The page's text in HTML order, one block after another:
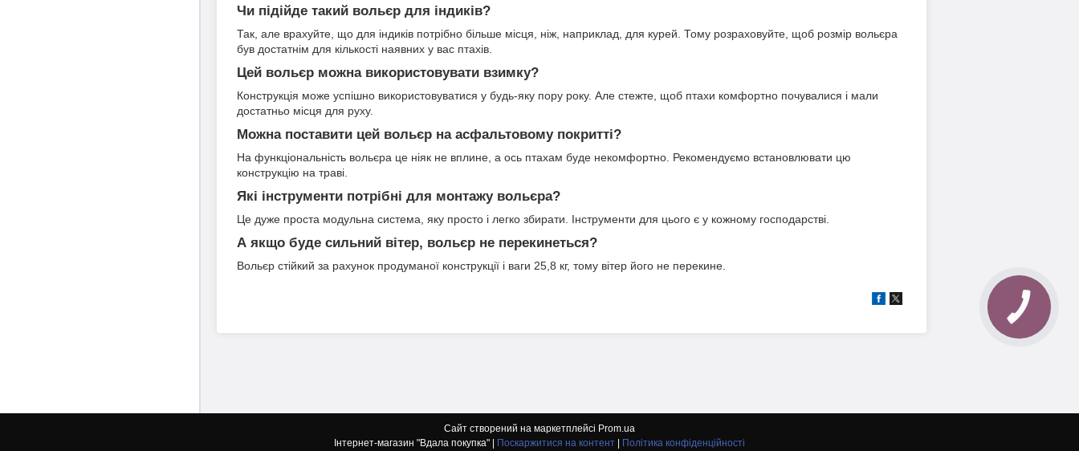
Чи підійде такий вольєр для індиків?
Так, але врахуйте, що для індиків потрібно більше місця, ніж, наприклад, для курей. Тому розраховуйте, щоб розмір вольєра
був достатнім для кількості наявних у вас птахів.
Цей вольєр можна використовувати взимку?
Конструкція може успішно використовуватися у будь-яку пору року. Але стежте, щоб птахи комфортно почувалися і мали
достатньо місця для руху.
Можна поставити цей вольєр на асфальтовому покритті?
На функціональність вольєра це ніяк не вплине, а ось птахам буде некомфортно. Рекомендуємо встановлювати цю
конструкцію на траві.
Які інструменти потрібні для монтажу вольєра?
Це дуже проста модульна система, яку просто і легко збирати. Інструменти для цього є у кожному господарстві.
А якщо буде сильний вітер, вольєр не перекинеться?
Вольєр стійкий за рахунок продуманої конструкції і ваги 25,8 кг, тому вітер його не перекине.
Сайт створений на маркетплейсі Prom.ua
Поскаржитися на контент Політика конфіденційності